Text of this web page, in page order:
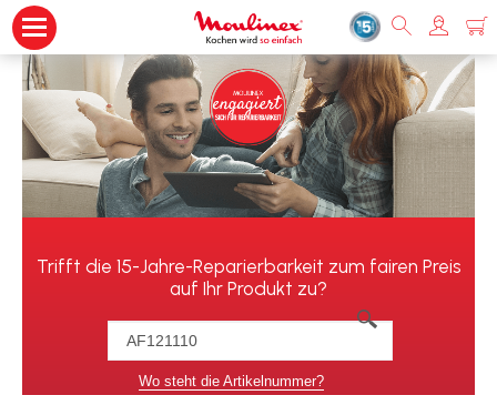
Trifft die 15-Jahre-Reparierbarkeit zum fairen Preis
auf Ihr Produkt zu?
Wo steht die Artikelnummer?